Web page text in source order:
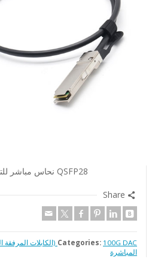
QSFP28 نحاس مباشر للتوصيل (سلبي), 1 to 5 Meter
Share
Categories: 100G DAC (الكابلات المرفقة المباشرة)
المباشرة